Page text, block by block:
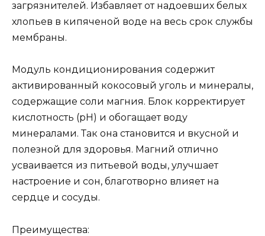
загрязнителей. Избавляет от надоевших белых
хлопьев в кипяченой воде на весь срок службы
мембраны.
Модуль кондиционирования содержит
активированный кокосовый уголь и минералы,
содержащие соли магния. Блок корректирует
кислотность (рН) и обогащает воду
минералами. Так она становится и вкусной и
полезной для здоровья. Магний отлично
усваивается из питьевой воды, улучшает
настроение и сон, благотворно влияет на
сердце и сосуды.
Преимущества: